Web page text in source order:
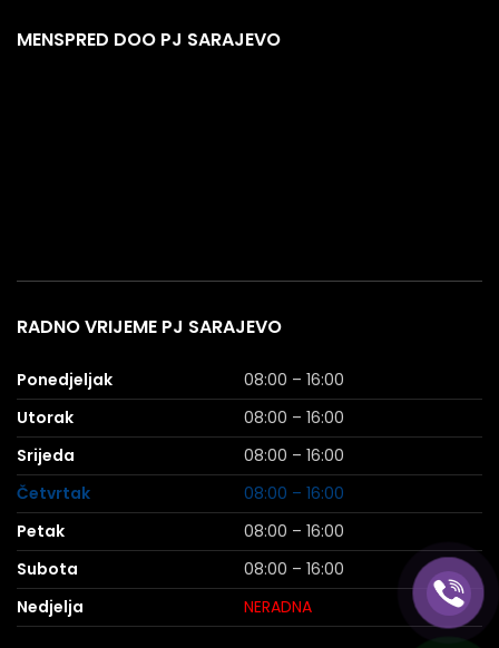
MENSPRED DOO PJ SARAJEVO
RADNO VRIJEME PJ SARAJEVO
Ponedjeljak
08:00 – 16:00
Utorak
08:00 – 16:00
Srijeda
08:00 – 16:00
Četvrtak
08:00 – 16:00
Petak
08:00 – 16:00
Subota
08:00 – 16:00
Nedjelja
NERADNA